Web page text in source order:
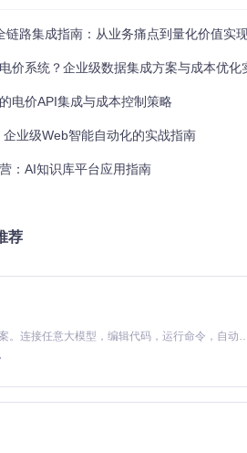
,
,
backup_prices.csv"
源故障时能自动切换至备用源，通过加
，更在于预测和应用。EOS系统内置的
,
链路集成指南：从业务痛点到量化价值实
价系统？企业级数据集成方案与成本优化
电价API集成与成本控制策略
业级Web智能自动化的实战指南
：AI知识库平台应用指南
荐
Claude Code 的开源替代方案。连接任意大模型，编辑代码，运行命令，自动验证 — 全自动执行。用 Rust 构建，极致性能。 ｜ An open-source alternative to Claude Code.